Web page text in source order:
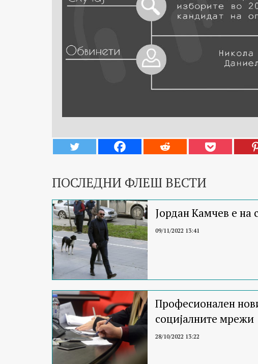
ПОСЛЕДНИ ФЛЕШ ВЕСТИ
Јордан Камчев е на
09/11/2022 13:41
Професионален
социјалните мрежи
28/10/2022 13:22